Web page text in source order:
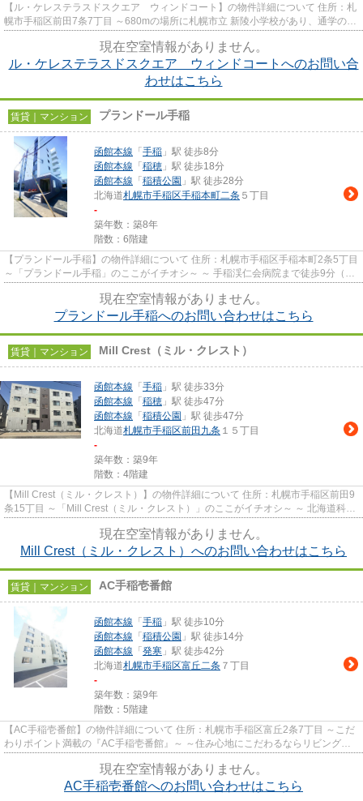
【ル・ケレステラスドスクエア ウィンドコート】の物件詳細について 住所：札
幌市手稲区前田7条7丁目 ～680mの場所に札幌市立 新陵小学校があり、通学のし
現在空室情報がありません。
ル・ケレステラスドスクエア ウィンドコートへのお問い合
わせはこちら
賃貸｜マンション プランドール手稲
函館本線 「 手稲 」駅 徒歩8分
函館本線 「 稲穂 」駅 徒歩18分
函館本線 「 稲積公園 」駅 徒歩28分
北海道札幌市手稲区手稲本町二条 ５丁目
-
築年数：築8年
階数：6階建
【プランドール手稲】の物件詳細について 住所：札幌市手稲区手稲本町2条5丁目
～「プランドール手稲」のここがイチオシ～ ～ 手稲渓仁会病院まで徒歩9分（約
現在空室情報がありません。
プランドール手稲へのお問い合わせはこちら
賃貸｜マンション Mill Crest（ミル・クレスト）
函館本線 「 手稲 」駅 徒歩33分
函館本線 「 稲穂 」駅 徒歩47分
函館本線 「 稲積公園 」駅 徒歩47分
北海道札幌市手稲区前田九条 １５丁目
-
築年数：築9年
階数：4階建
【Mill Crest（ミル・クレスト）】の物件詳細について 住所：札幌市手稲区前田9
条15丁目 ～「Mill Crest（ミル・クレスト）」のここがイチオシ～ ～ 北海道科学
現在空室情報がありません。
Mill Crest（ミル・クレスト）へのお問い合わせはこちら
賃貸｜マンション AC手稲壱番館
函館本線 「 手稲 」駅 徒歩10分
函館本線 「 稲積公園 」駅 徒歩14分
函館本線 「 発寒 」駅 徒歩42分
北海道札幌市手稲区富丘二条 ７丁目
-
築年数：築9年
階数：5階建
【AC手稲壱番館】の物件詳細について 住所：札幌市手稲区富丘2条7丁目 ～こだ
わりポイント満載の『AC手稲壱番館』～ ～住み心地にこだわるならリビングや
現在空室情報がありません。
AC手稲壱番館へのお問い合わせはこちら